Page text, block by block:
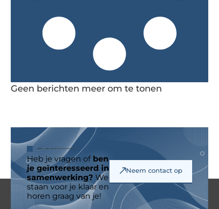
Geen berichten meer om te tonen
Heb je vragen ofben
je geïnteresseerd in
samenwerking? We
staan voor je klaar en
horen graag van je!
Neem contact op